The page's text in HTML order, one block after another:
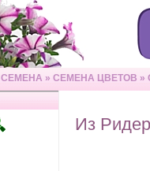
СЕМЕНА » СЕМЕНА ЦВЕТОВ »
Из Ридер